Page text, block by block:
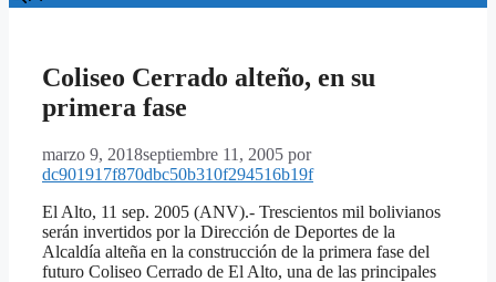
Coliseo Cerrado alteño, en su
primera fase
marzo 9, 2018septiembre 11, 2005 por
dc901917f870dbc50b310f294516b19f
El Alto, 11 sep. 2005 (ANV).- Trescientos mil bolivianos
serán invertidos por la Dirección de Deportes de la
Alcaldía alteña en la construcción de la primera fase del
futuro Coliseo Cerrado de El Alto, una de las principales